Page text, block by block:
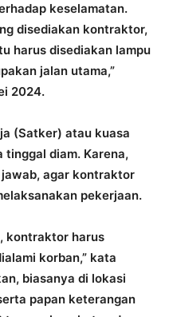
keselamatan.
disediakan kontraktor,
harus disediakan lampu
jalan utama,”
2024.
(Satker) atau kuasa
tinggal diam. Karena,
agar kontraktor
pekerjaan.
kontraktor harus
korban,” kata
biasanya di lokasi
papan keterangan